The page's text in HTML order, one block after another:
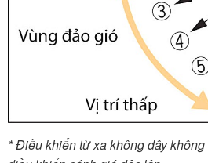
* Điều khiển từ xa không dây